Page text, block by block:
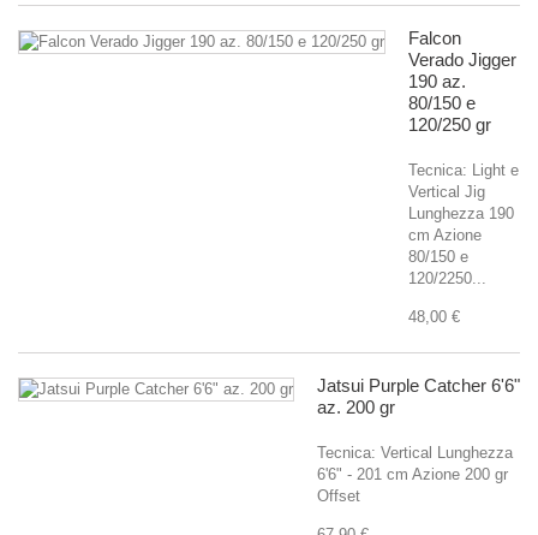
Falcon
Verado Jigger
190 az.
80/150 e
120/250 gr
Tecnica: Light e
Vertical Jig
Lunghezza 190
cm Azione
80/150 e
120/2250...
48,00 €
Jatsui Purple Catcher 6'6"
az. 200 gr
Tecnica: Vertical Lunghezza
6'6" - 201 cm Azione 200 gr
Offset